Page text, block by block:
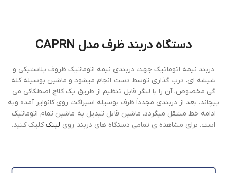
دستگاه دربند ظرف مدل CAPRN
دربند نيمه اتوماتيك جهت دربندي نيمه اتوماتيك ظروف پلاستيكي و
شيشه اي، درب گذاري توسط دست انجام ميشود و ماشين بوسيله كله
گي مخصوص، آن را با لنگر قابل تنظيم از طريق يك كلاچ اصطكاكي مي
پيچاند. بعد از دربندي مجدداً ظرف بوسيله اسپراكت روي كانواير آمده وبه
ادامه خط منتقل ميگردد. ماشين قابل تبديل به ماشين تمام اتوماتيك
است. برای مشاهده ی تمامی دستگاه های دربند روی لینککلیک کنید.